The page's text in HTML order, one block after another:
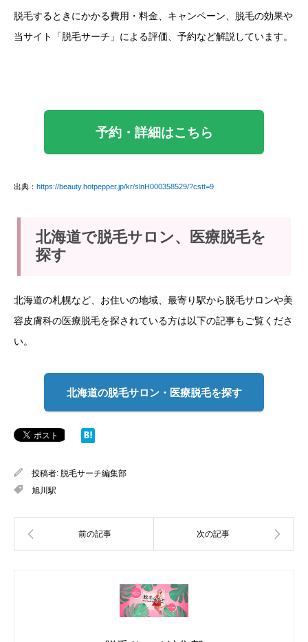
脱毛するときにかかる費用・料金、キャンペーン、脱毛の効果や
当サイト「脱毛サーチ」による評価、予約など解説しています。
予約・詳細はこちら
出典： https://beauty.hotpepper.jp/kr/slnH000358529/?cstt=9
北海道で脱毛サロン、医療脱毛を
探す
北海道の札幌など、お住いの地域、最寄り駅から脱毛サロンや美
容皮膚科の医療脱毛を探されている方は以下の記事もご覧くださ
い。
北海道の脱毛サロン・医療脱毛を探す
投稿者: 脱毛サーチ編集部
旭川駅